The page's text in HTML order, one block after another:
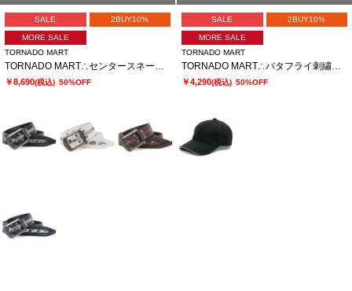
SALE 2BUY10%
MORE SALE
TORNADO MART
TORNADO MART∴センタースネークベルト
￥8,690(税込) 50%OFF
SALE 2BUY10%
MORE SALE
TORNADO MART
TORNADO MART∴バタフライ刺繍キャップ
￥4,290(税込) 50%OFF